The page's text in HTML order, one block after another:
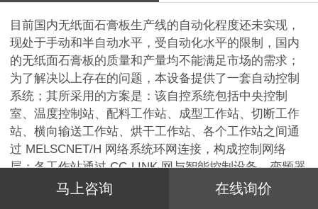
目前国内无纸面石膏板生产线的自动化程度还未实现，
现处于手动和半自动水平，受自动化水平的限制，国内
的无纸面石膏板的质量和产量均不能满足市场的需求；
为了解决以上存在的问题，本设备提供了一套自动控制
系统；其所采用的方案是：该自控系统包括中央控制
室、温度控制站、配料工作站、成型工作站、切断工作
站、横向输送工作站、烘干工作站、各个工作站之间通
过 MELSCNET/H 网络系统环网连接，构成控制网络
层；各工作站通过 CC-LINK 网与智能控制设备、变频器
连接，构成现场网络层；生产控制采用分布式 PLC 控制
马上咨询 在线询价